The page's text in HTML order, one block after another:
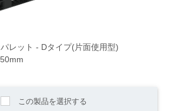
レット - Dタイプ(片面使用型)
この製品を選択する